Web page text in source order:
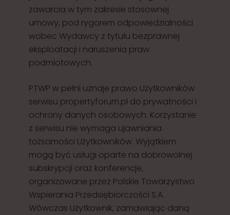
zawarcia w tym zakresie stosownej
umowy, pod rygorem odpowiedzialności
wobec Wydawcy z tytułu bezprawnej
eksploatacji i naruszenia praw
podmiotowych.
PTWP w pełni uznaje prawo Użytkowników
serwisu propertyforum.pl do prywatności i
ochrony danych osobowych. Korzystanie
z serwisu nie wymaga ujawniania
tożsamości Użytkowników. Wyjątkiem
mogą być usługi oparte na dobrowolnej
subskrypcji oraz konferencje,
organizowane przez Polskie Towarzystwo
Wspierania Przedsiębiorczości S.A.
Wówczas Użytkownik, zamawiając daną